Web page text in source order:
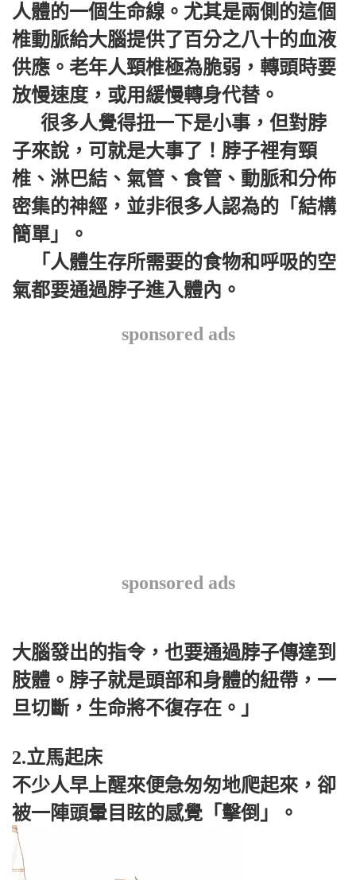
人體的一個生命線。尤其是兩側的這個
椎動脈給大腦提供了百分之八十的血液
供應。老年人頸椎極為脆弱，轉頭時要
放慢速度，或用緩慢轉身代替。
很多人覺得扭一下是小事，但對脖
子來說，可就是大事了！脖子裡有頸
椎、淋巴結、氣管、食管、動脈和分佈
密集的神經，並非很多人認為的「結構
簡單」。
「人體生存所需要的食物和呼吸的空
氣都要通過脖子進入體內。
sponsored ads
sponsored ads
大腦發出的指令，也要通過脖子傳達到
肢體。脖子就是頭部和身體的紐帶，一
旦切斷，生命將不復存在。」
2.立馬起床
不少人早上醒來便急匆匆地爬起來，卻
被一陣頭暈目眩的感覺「擊倒」。